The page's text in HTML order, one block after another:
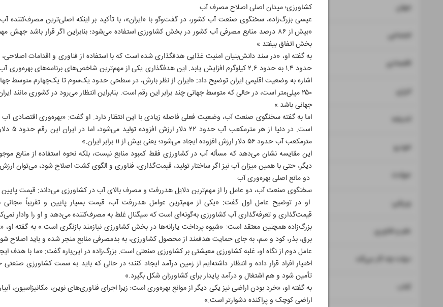
کشاورزی؛ میدان اصلی اصلاح مصرف آب
عیسی بزرگ‌زاده، سخنگوی صنعت آب کشور، در گفت‌وگو با «ایران»، با تأکید بر اینکه اصلی‌ترین
«بیش از ۸۶ درصد منابع مصرفی آب کشور در بخش کشاورزی استفاده می‌شود؛ بنابراین اگر قرار باشد
بخش اتفاق بیفتد.»
به گفته او، «در سند دانش‌بنیان امنیت غذایی هدفگذاری شده است که با استفاده از فناوری و اقدامات
حدود ۱.۴ به حدود ۲.۶ کیلوگرم افزایش یابد. این هدفگذاری یکی از مهم‌ترین شاخص‌های برنامه‌های
اشاره به وضعیت اقلیمی ایران توضیح داد: «ایران از نظر بارش، در سطحی حدود یک‌سوم تا یک‌چهارم متوسط
۲۵۰ میلی‌متر است، در حالی که متوسط جهانی چند برابر این رقم است. بنابراین انتظار می‌رود در کشوری مانند
جهانی باشد.»
اما به گفته سخنگوی صنعت آب، وضعیت فعلی فاصله زیادی با این انتظار دارد. او گفت: «بهره‌وری اقتصادی
است. در
مترمکعب آب حدود ۵۶ دلار ارزش افزوده ایجاد می‌شود؛ یعنی بیش از ۱۱ برابر ایران.»
این مقایسه نشان می‌دهد که مسأله آب در کشاورزی فقط کمبود منابع نیست، بلکه نحوه استفاده از منابع
دیگر، حتی با همین میزان آب نیز اگر ساختار تولید، قیمت‌گذاری، فناوری و الگوی کشت اصلاح شود، می‌توان
دو مانع اصلی بهره‌وری آب
سخنگوی صنعت آب، دو عامل را از مهم‌ترین دلایل هدررفت و مصرف بالای آب در کشاورزی می‌داند: قیمت
او در توضیح عامل اول گفت: «یکی از مهم‌ترین عوامل هدررفت آب، قیمت بسیار پایین و تقریباً
قیمت‌گذاری و تعرفه‌گذاری آب کشاورزی به‌گونه‌ای است که سیگنال غلط به مصرف‌کننده می‌دهد و او را وادار
بزرگ‌زاده همچنین معتقد است: «شیوه پرداخت یارانه‌ها در بخش کشاورزی نیازمند بازنگری است.» به گفته او،
برق، بذر، کود و سم، به جای حمایت هدفمند از محصول کشاورزی، به بدمصرفی منابع منجر شده و باید اصلاح
عامل دوم از نگاه او، غلبه کشاورزی معیشتی بر کشاورزی صنعتی است. بزرگ‌زاده در این‌باره گفت: «ما با هدف
اختیار افراد قرار داده و انتظار داشته‌ایم از زمین درآمد ایجاد کنند؛ در حالی که باید به سمت کشاورزی
تأمین شود و هم اشتغال و درآمد پایدار برای کشاورزان شکل بگیرد.»
به گفته او، «خرد بودن اراضی نیز یکی دیگر از موانع بهره‌وری است؛ زیرا اجرای فناوری‌های نوین، مکانیزاسیون،
اراضی کوچک و پراکنده دشوارتر است.»
جهان ۵
اجتماعی ۶
اقتصادی ۷
انرژی ۸
اندیشه ۹
خودرو ۱۰
حوادث ۱۱
ورزشی ۱۲
علم و فناوری ۱۳
دولت چه کار می‌کند ۱۴
کتاب ۱۵